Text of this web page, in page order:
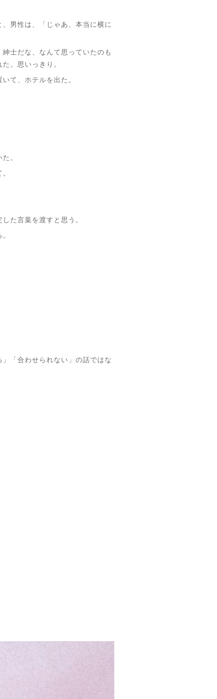
男性は、「じゃあ、本当に横に
士だな、なんて思っていたのも
。思いっきり。
て、ホテルを出た。
。
た言葉を渡すと思う。
「合わせられない」の話ではな